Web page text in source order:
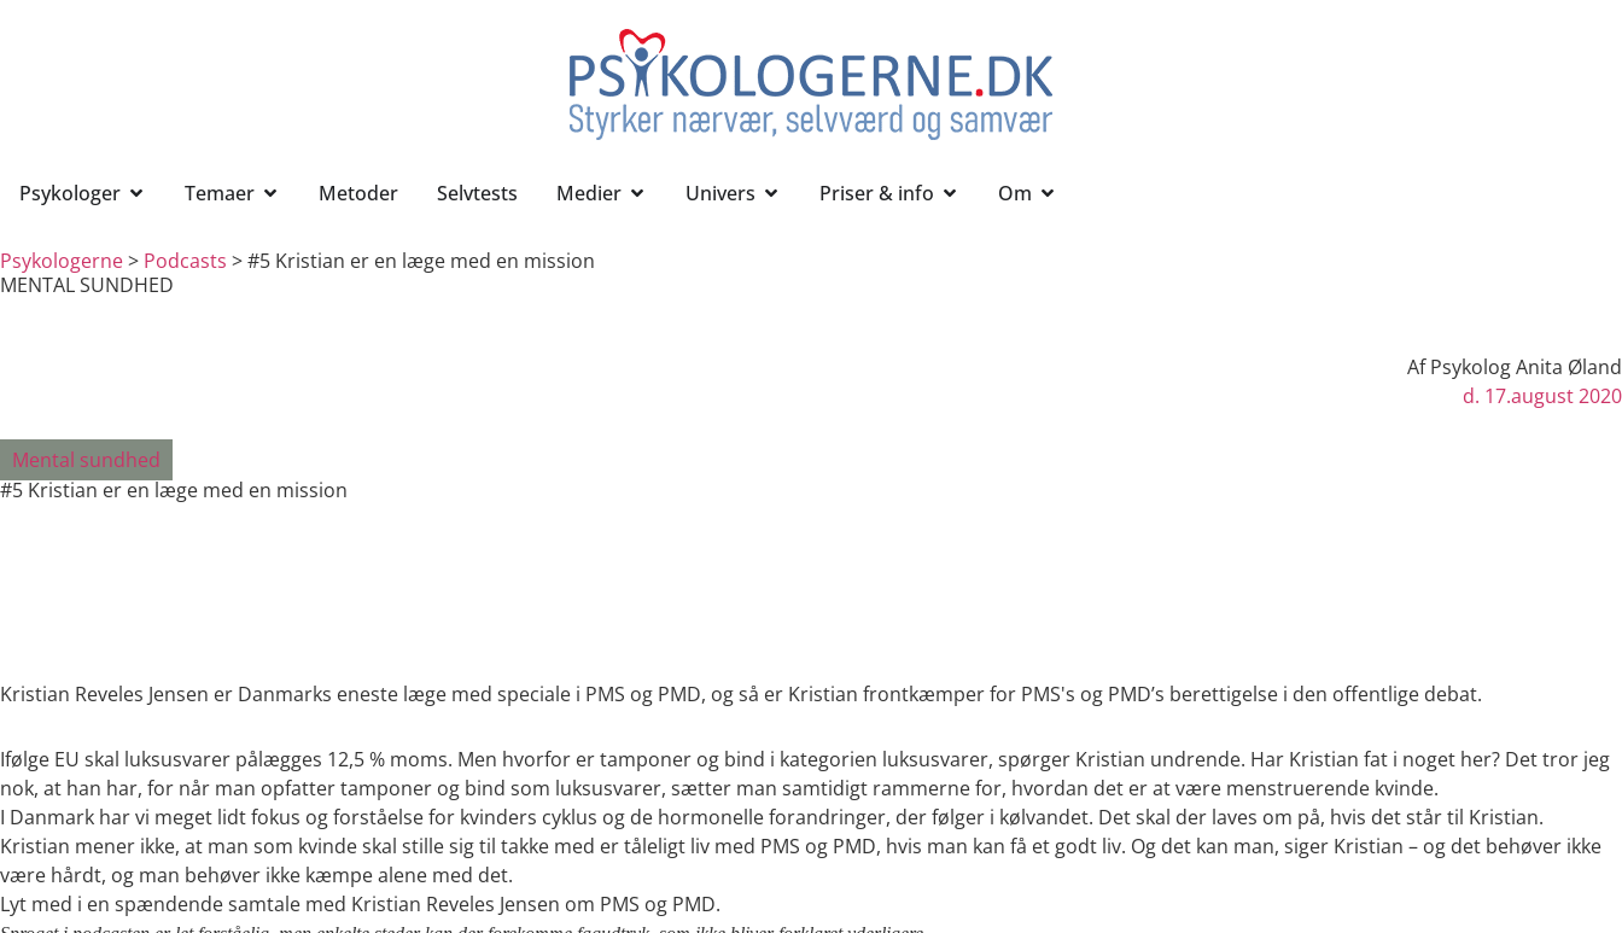
Psykologer Temaer Metoder Selvtests Medier Univers Priser & info Om
Psykologerne> Podcasts >#5 Kristian er en læge med en mission
MENTAL SUNDHED
AfPsykolog Anita Øland
d. 17.august 2020
Mental sundhed
#5 Kristian er en læge med en mission
Kristian Reveles Jensen er Danmarks eneste læge med speciale i PMS og PMD, og så er Kristian frontkæmper for PMS's og PMD’s berettigelse i den offentlige debat.
Ifølge EU skal luksusvarer pålægges 12,5 % moms. Men hvorfor er tamponer og bind i kategorien luksusvarer, spørger Kristian undrende. Har Kristian fat i noget her? Det tror jeg
nok, at han har, for når man opfatter tamponer og bind som luksusvarer, sætter man samtidigt rammerne for, hvordan det er at være menstruerende kvinde.
I Danmark har vi meget lidt fokus og forståelse for kvinders cyklus og de hormonelle forandringer, der følger i kølvandet. Det skal der laves om på, hvis det står til Kristian.
Kristian mener ikke, at man som kvinde skal stille sig til takke med er tåleligt liv med PMS og PMD, hvis man kan få et godt liv. Og det kan man, siger Kristian – og det behøver ikke
være hårdt, og man behøver ikke kæmpe alene med det.
Lyt med i en spændende samtale med Kristian Reveles Jensen om PMS og PMD.